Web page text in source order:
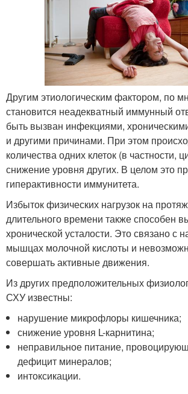
Другим этиологическим фактором, по
становится неадекватный иммунный
быть вызван инфекциями,
и другими причинами. При этом
количества одних клеток (в частности,
снижение уровня других. В целом это
гиперактивности иммунитета.
Избыток физических нагрузок на
длительного времени также способен
хронической усталости. Это связано с
мышцах молочной кислоты и
совершать активные движения.
Из других предположительных
СХУ известны:
нарушение микрофлоры кишечника;
снижение уровня L-карнитина;
неправильное питание,
дефицит минералов;
интоксикации.